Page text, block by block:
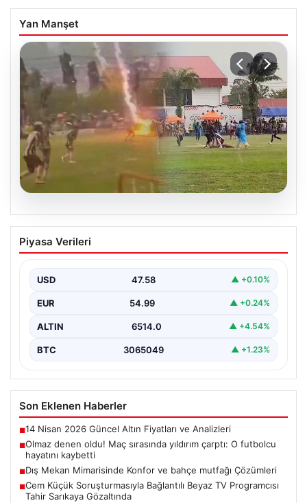
Yan Manşet
Olmaz denen oldu! Maç sırasında
yıldırım çarptı: O futbolcu hayatını
Piyasa Verileri
USD 47.58 ▲ +0.10%
EUR 54.99 ▲ +0.24%
ALTIN 6514.0 ▲ +4.54%
BTC 3065049 ▲ +1.23%
Son Eklenen Haberler
■14 Nisan 2026 Güncel Altın Fiyatları ve Analizleri
■Olmaz denen oldu! Maç sırasında yıldırım çarptı: O futbolcu
hayatını kaybetti
■Dış Mekan Mimarisinde Konfor ve bahçe mutfağı Çözümleri
■Cem Küçük Soruşturmasıyla Bağlantılı Beyaz TV Programcısı
Tahir Sarıkaya Gözaltında